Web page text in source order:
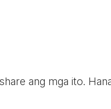
ang mga ito.